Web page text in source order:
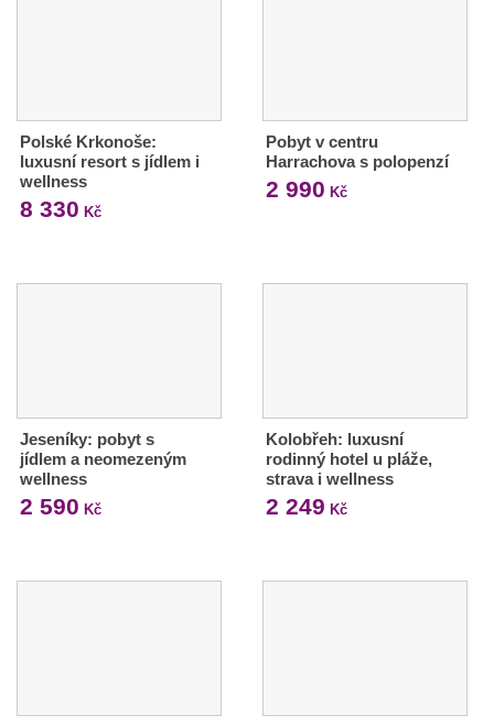
Polské Krkonoše:
luxusní resort s jídlem i
wellness
8 330 Kč
Pobyt v centru
Harrachova s polopenzí
2 990 Kč
Jeseníky: pobyt s
jídlem a neomezeným
wellness
2 590 Kč
Kolobřeh: luxusní
rodinný hotel u pláže,
strava i wellness
2 249 Kč